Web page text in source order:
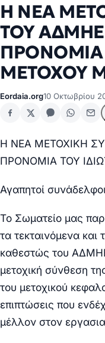
Η ΝΕΑ
ΤΟΥ ΑΔΜΗΕ
ΠΡΟΝΟΜΙΑ
ΜΕΤΟΧΟΥ
Eordaia.org10 Οκτωβρίου
Η ΝΕΑ ΜΕΤΟΧΙΚΗ
ΠΡΟΝΟΜΙΑ ΤΟΥ
Αγαπητοί
Το Σωματείο μας
τα τεκταινόμενα και
καθεστώς του
μετοχική σύνθεση
του μετοχικού
επιπτώσεις που
μέλλον στον